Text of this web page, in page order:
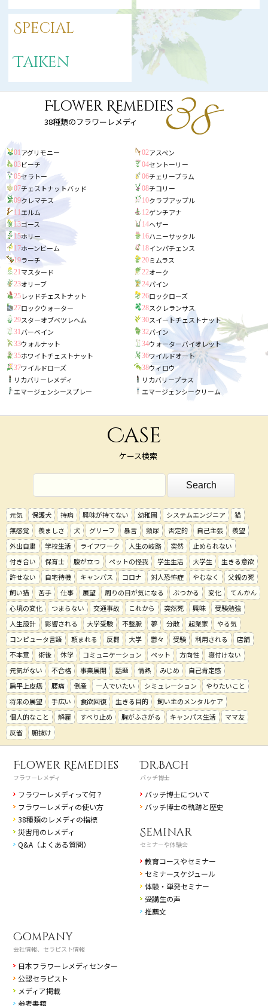
Special
Taiken
Flower Remedies
38種類のフラワーレメディ
01 アグリモニー 02アスペン
03ビーチ 04セントーリー
05セラトー 06チェリープラム
07チェストナットバッド 08チコリー
09クレマチス 10クラブアップル
11エルム 12ゲンチアナ
13ゴース 14ヘザー
15ホリー 16ハニーサックル
17ホーンビーム 18インパチェンス
19ラーチ 20ミムラス
21 マスタード 22オーク
23オリーブ 24パイン
25 レッドチェストナット 26ロックローズ
27ロックウォーター 28スクレランサス
29スターオブベツレヘム 30スイートチェストナット
31 バーベイン 32バイン
33ウォルナット 34ウォーターバイオレット
35ホワイトチェストナット 36ワイルドオート
37ワイルドローズ 38ウィロウ
リカバリーレメディ
リカバリープラス
エマージェンシースプレー
エマージェンシークリーム
Case
ケース検索
元気 保護犬 持病 興味が持てない 幼稚園 システムエンジニア
猫
無感覚
羨ましさ 犬 グリーフ 暴言 頻尿 否定的 自己主張
羨望
外出自粛
学校生活 ライフワーク 人生の岐路 突然
止められない
付き合い
保育士 腹が立つ ペットの怪我 学生生活 大学生
生きる意欲
許せない
自宅待機 キャンパス コロナ 対人恐怖症 やむなく
父親の死
飼い猫
苦手 仕事 展望 周りの目が気になる ぶつかる 変化
てんかん
心境の変化
つまらない 交通事故 これから 突然死 興味
受験勉強
人生設計
影響される 大学受験 不整脈 夢 分散 起業家
やる気
コンピュータ言語
頼まれる 反芻 大学 鬱々 受験 利用される
店舗
不本意
術後 休学 コミュニケーション ペット 方向性
寝付けない
元気がない
不合格 事業展開 話題 情熱 みじめ
自己肯定感
扁平上皮癌
腰痛 倒産 一人でいたい シミュレーション
やりたいこと
将来の展望
手広い 食欲回復 生きる目的
飼い主のメンタルケア
個人的なこと
解雇 すべり止め 胸がふさがる キャンパス生活
ママ友
反省
腑抜け
Flower Remedies
フラワーレメディ
フラワーレメディって何？
フラワーレメディの使い方
38種類のレメディの指標
災害用のレメディ
Q&A（よくある質問）
Dr.Bach
バッチ博士
バッチ博士について
バッチ博士の軌跡と歴史
Seminar
セミナーや体験会
教育コースやセミナー
セミナースケジュール
体験・単発セミナー
受講生の声
推薦文
Company
会社情報、セラピスト情報
日本フラワーレメディセンター
公認セラピスト
メディア掲載
参考書籍